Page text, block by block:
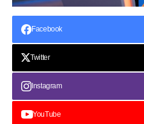
Facebook
Twitter
Instagram
YouTube